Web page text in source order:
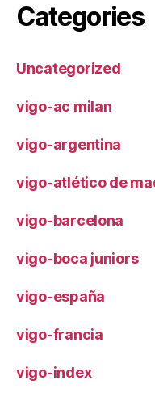
Categories
Uncategorized
vigo-ac milan
vigo-argentina
vigo-atlético de
vigo-barcelona
vigo-boca juniors
vigo-españa
vigo-francia
vigo-index